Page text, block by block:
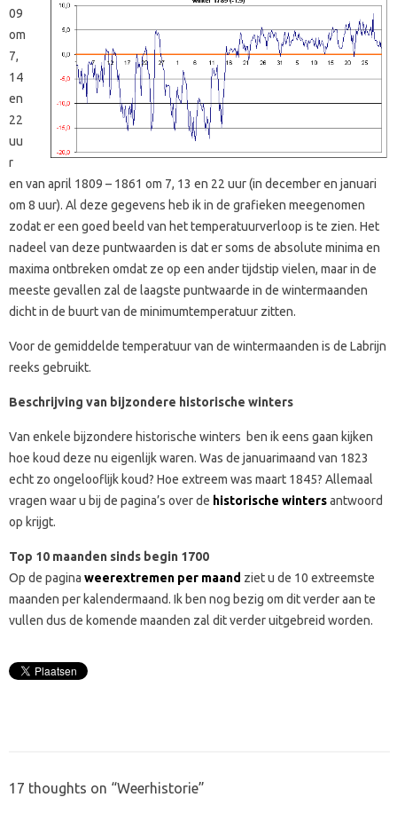
09
om
7,
14
en
22
uu
r
en van april 1809 – 1861 om 7, 13 en 22 uur (in december en januari
om 8 uur). Al deze gegevens heb ik in de grafieken meegenomen
zodat er een goed beeld van het temperatuurverloop is te zien. Het
nadeel van deze puntwaarden is dat er soms de absolute minima en
maxima ontbreken omdat ze op een ander tijdstip vielen, maar in de
meeste gevallen zal de laagste puntwaarde in de wintermaanden
dicht in de buurt van de minimumtemperatuur zitten.
Voor de gemiddelde temperatuur van de wintermaanden is de Labrijn
reeks gebruikt.
Beschrijving van bijzondere historische winters
Van enkele bijzondere historische winters ben ik eens gaan kijken
hoe koud deze nu eigenlijk waren. Was de januarimaand van 1823
echt zo ongelooflijk koud? Hoe extreem was maart 1845? Allemaal
vragen waar u bij de pagina’s over de historische wintersantwoord
op krijgt.
Top 10 maanden sinds begin 1700
Op de pagina weerextremen per maand ziet u de 10 extreemste
maanden per kalendermaand. Ik ben nog bezig om dit verder aan te
vullen dus de komende maanden zal dit verder uitgebreid worden.
17 thoughts on “Weerhistorie”